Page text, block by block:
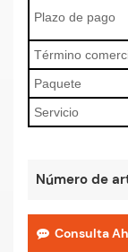
Plazo de pago
Término
Paquete
Servicio
Número de
Consulta